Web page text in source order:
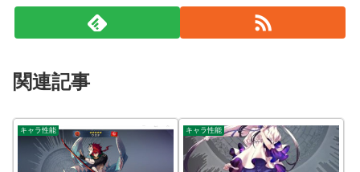
関連記事
キャラ性能 キャラ性能